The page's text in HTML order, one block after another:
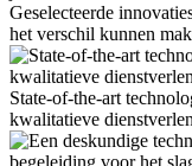
Geselecteerde
het verschil kunnen
State-of-the-art
kwalitatieve